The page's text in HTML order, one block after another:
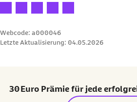
Ihre Bewertung: 1 Stern
Ihre Bewertung: 2 Sterne
Ihre Bewertung: 3 Sterne
Ihre Bewertung: 4 Sterne
Ihre Bewertung: 5
Webcode: a000046
Letzte Aktualisierung: 04.05.2026
30 Euro Prämie für jede